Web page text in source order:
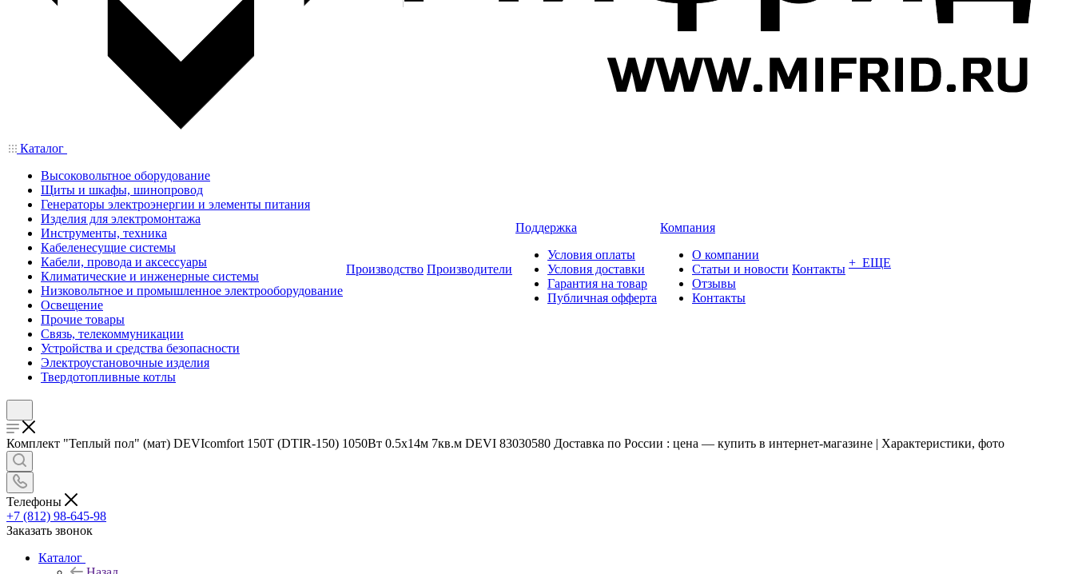
Каталог
Высоковольтное оборудование
Щиты и шкафы, шинопровод
Генераторы электроэнергии и элементы питания
Изделия для электромонтажа
Инструменты, техника
Кабеленесущие системы
Кабели, провода и аксессуары
Климатические и инженерные системы
Низковольтное и промышленное электрооборудование
Освещение
Прочие товары
Связь, телекоммуникации
Устройства и средства безопасности
Электроустановочные изделия
Твердотопливные котлы
Производство Производители
Поддержка
Условия оплаты
Условия доставки
Гарантия на товар
Публичная офферта
Компания
О компании
Статьи и новости
Отзывы
Контакты
Контакты + ЕЩЕ
Комплект "Теплый пол" (мат) DEVIcomfort 150T (DTIR-150) 1050Вт 0.5х14м 7кв.м DEVI 83030580 Доставка по России : цена — купить в интернет-магазине | Характеристики, фото
Телефоны
+7 (812) 98-645-98
Заказать звонок
Каталог